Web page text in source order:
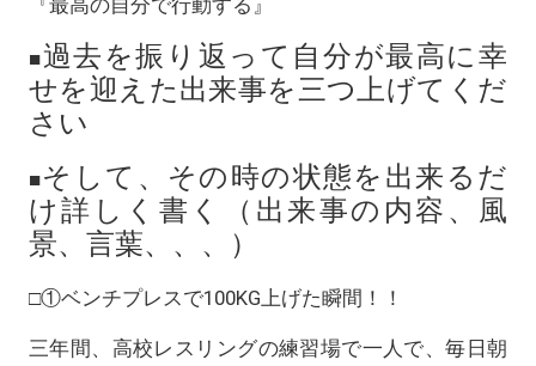
『最高の自分で行動する』
■過去を振り返って自分が最高に幸
せを迎えた出来事を三つ上げてくだ
さい
■そして、その時の状態を出来るだ
け詳しく書く（出来事の内容、風
景、言葉、、、）
□①ベンチプレスで100KG上げた瞬間！！
三年間、高校レスリングの練習場で一人で、毎日朝